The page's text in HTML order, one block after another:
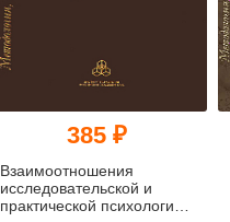
385 ₽
Взаимоотношения
исследовательской и
практической психологии